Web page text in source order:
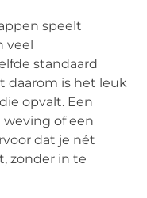
speelt
veel
standaard
daarom is het leuk
opvalt. Een
of een
dat je nét
zonder in te